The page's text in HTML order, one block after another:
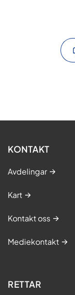
KONTAKT
Avdelingar
Kart
Kontakt oss
Mediekontakt
RETTAR